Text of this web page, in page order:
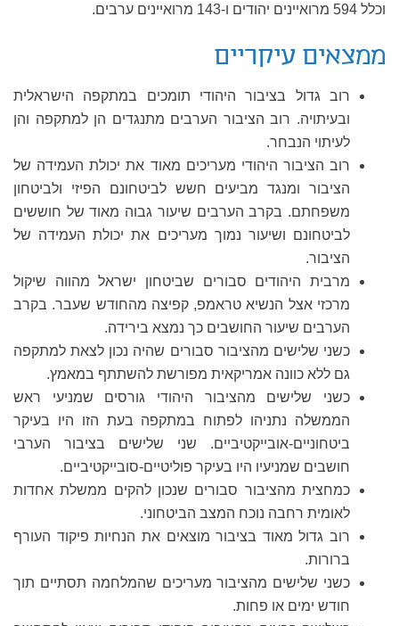
וכלל 594 מרואיינים יהודים ו-143 מרואיינים ערבים.
ממצאים עיקריים
רוב גדול בציבור היהודי תומכים במתקפה הישראלית
ובעיתויה. רוב הציבור הערבים מתנגדים הן למתקפה והן
לעיתוי הנבחר.
רוב הציבור היהודי מעריכים מאוד את יכולת העמידה של
הציבור ומנגד מביעים חשש לביטחונם הפיזי ולביטחון
משפחתם. בקרב הערבים שיעור גבוה מאוד של חוששים
לביטחונם ושיעור נמוך מעריכים את יכולת העמידה של
הציבור.
מרבית היהודים סבורים שביטחון ישראל מהווה שיקול
מרכזי אצל הנשיא טראמפ, קפיצה מהחודש שעבר. בקרב
הערבים שיעור החושבים כך נמצא בירידה.
כשני שלישים מהציבור סבורים שהיה נכון לצאת למתקפה
גם ללא כוונה אמריקאית מפורשת להשתתף במאמץ.
כשני שלישים מהציבור היהודי גורסים שמניעי ראש
הממשלה נתניהו לפתוח במתקפה בעת הזו היו בעיקר
ביטחוניים-אובייקטיביים. שני שלישים בציבור הערבי
חושבים שמניעיו היו בעיקר פוליטיים-סובייקטיביים.
כמחצית מהציבור סבורים שנכון להקים ממשלת אחדות
לאומית רחבה נוכח המצב הביטחוני.
רוב גדול מאוד בציבור מוצאים את הנחיות פיקוד העורף
ברורות.
כשני שלישים מהציבור מעריכים שהמלחמה תסתיים תוך
חודש ימים או פחות.